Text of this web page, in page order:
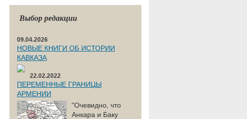
Выбор редакции
09.04.2026
НОВЫЕ КНИГИ ОБ ИСТОРИИ
КАВКАЗА
22.02.2022
ПЕРЕМЕННЫЕ ГРАНИЦЫ
АРМЕНИИ
"Очевидно, что
Анкара и Баку